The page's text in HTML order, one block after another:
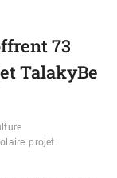
73
TalakyBe
projet